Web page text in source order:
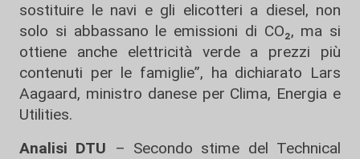
sostituire le navi e gli elicotteri a diesel, non
solo si abbassano le emissioni di CO₂, ma si
ottiene anche elettricità verde a prezzi più
contenuti per le famiglie”, ha dichiarato Lars
Aagaard, ministro danese per Clima, Energia e
Utilities.
Analisi DTU – Secondo stime del Technical